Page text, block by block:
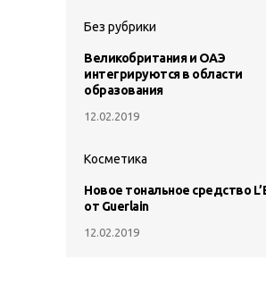
Без рубрики
Великобритания и ОАЭ
интегрируются в области
образования
12.02.2019
Косметика
Новое тональное средство
от Guerlain
12.02.2019